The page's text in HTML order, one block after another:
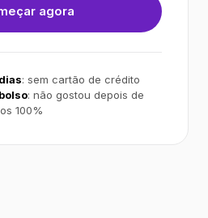
agora
: sem cartão de crédito
: não gostou depois de
100%